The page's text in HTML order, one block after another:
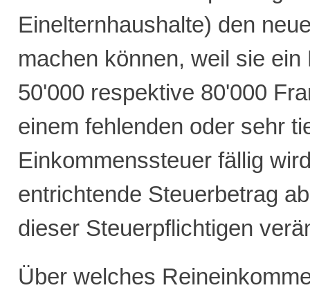
Einelternhaushalte) den
machen können, weil sie
50'000 respektive 80'000
einem fehlenden oder sehr
Einkommenssteuer fällig
entrichtende Steuerbetrag
dieser Steuerpflichtigen
Über welches